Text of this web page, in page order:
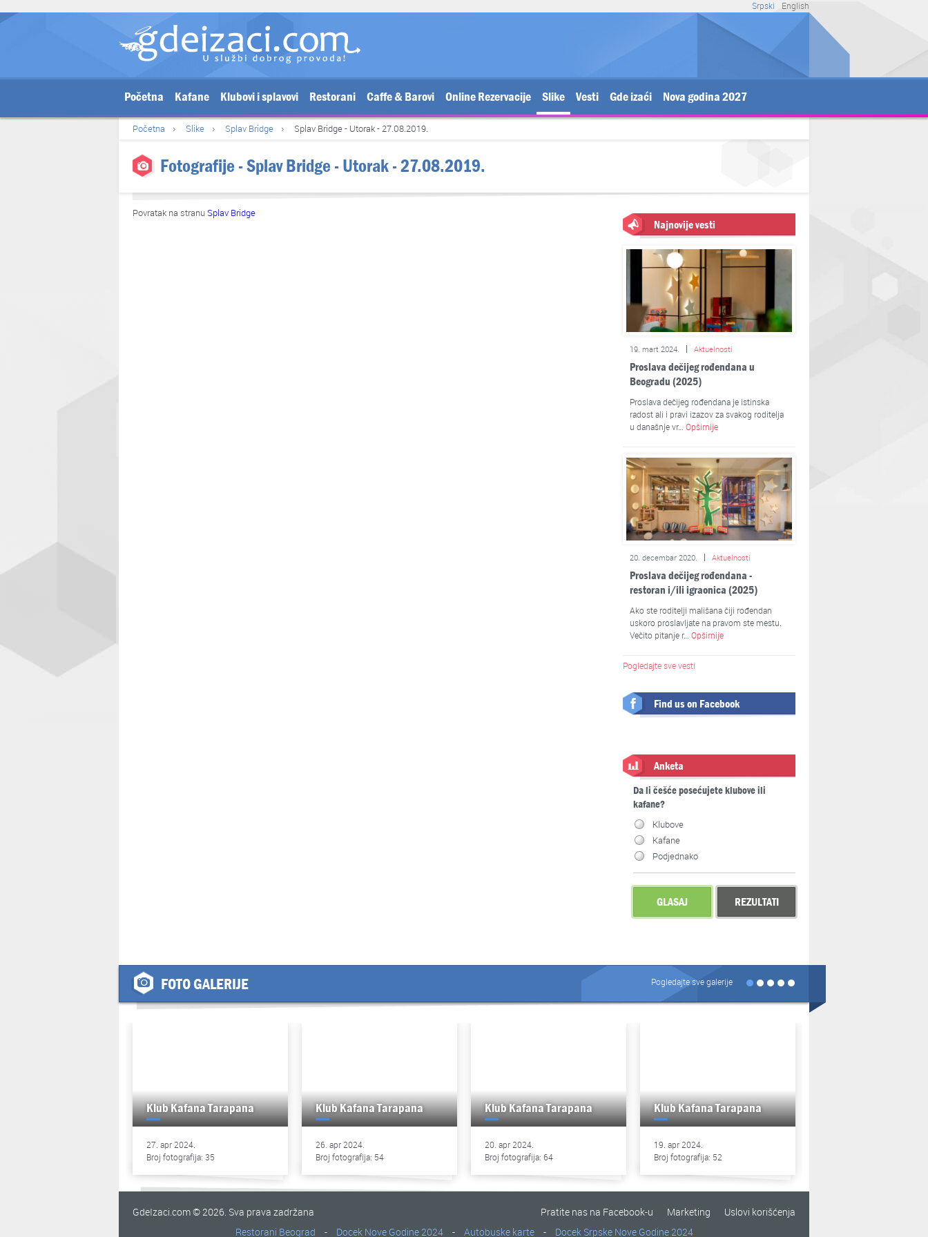
English
Srpski
Početna Kafane Klubovi i splavovi Restorani Caffe & Barovi Online Rezervacije Slike Vesti Gde izaći Nova godina 2027
Početna Slike Splav Bridge Splav Bridge - Utorak - 27.08.2019.
Fotografije - Splav Bridge - Utorak - 27.08.2019.
Povratak na stranu Splav Bridge
Najnovije vesti
19. mart 2024. Aktuelnosti
Proslava dečijeg rođendana u
Beogradu (2025)
Proslava dečijeg rođendana je istinska
radost ali i pravi izazov za svakog roditelja
u današnje vr… Opširnije
20. decembar 2020. Aktuelnosti
Proslava dečijeg rođendana -
restoran i/ili igraonica (2025)
Ako ste roditelji mališana čiji rođendan
uskoro proslavljate na pravom ste mestu.
Večito pitanje r… Opširnije
Pogledajte sve vesti
Find us on Facebook
Anketa
Da li češće posećujete klubove ili
kafane?
Klubove
Kafane
Podjednako
GLASAJ REZULTATI
FOTO GALERIJE Pogledajte sve galerije
Klub Kafana Tarapana
27. apr 2024.
Broj fotografija: 35
Klub Kafana Tarapana
26. apr 2024.
Broj fotografija: 54
Klub Kafana Tarapana
20. apr 2024.
Broj fotografija: 64
Klub Kafana Tarapana
19. apr 2024.
Broj fotografija: 52
GdeIzaci.com © 2026. Sva prava zadržana Uslovi korišćenja
Marketing
Pratite nas na Facebook-u
Restorani Beograd
- Docek Nove Godine 2024 - Autobuske karte - Docek Srpske Nove Godine 2024